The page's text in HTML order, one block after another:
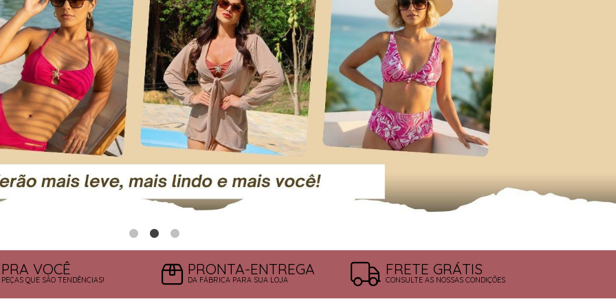
PRA VOCÊ
PEÇAS QUE SÃO TENDÊNCIAS!
PRONTA-ENTREGA
DA FÁBRICA PARA SUA LOJA
FRETE GRÁTIS
CONSULTE AS NOSSAS CONDIÇÕES